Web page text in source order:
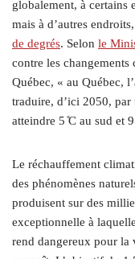
globalement, à certains
mais à d’autres
de degrés. Selon le
contre les changements
Québec, « au Québec,
traduire, d’ici 2050, par
atteindre 5 ̊C au sud et
Le réchauffement
des phénomènes
produisent sur des
exceptionnelle à
rend dangereux pour la